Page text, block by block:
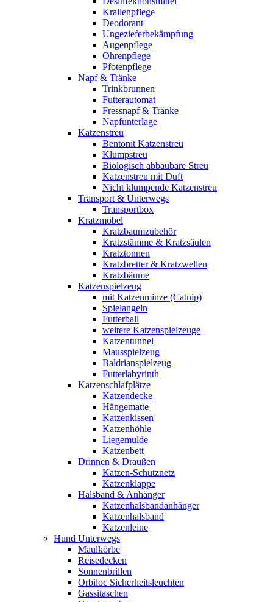
Krallenpflege
Deodorant
Ungezieferbekämpfung
Augenpflege
Ohrenpflege
Pfotenpflege
Napf & Tränke
Trinkbrunnen
Futterautomat
Fressnapf & Tränke
Napfunterlage
Katzenstreu
Bentonit Katzenstreu
Klumpstreu
Biologisch abbaubare Streu
Katzenstreu mit Duft
Nicht klumpende Katzenstreu
Transport & Unterwegs
Transportbox
Kratzmöbel
Kratzbaumzubehör
Kratzstämme & Kratzsäulen
Kratztonnen
Kratzbretter & Kratzwellen
Kratzbäume
Katzenspielzeug
mit Katzenminze (Catnip)
Spielangeln
Futterball
weitere Katzenspielzeuge
Katzentunnel
Mausspielzeug
Baldrianspielzeug
Futterlabyrinth
Katzenschlafplätze
Katzendecke
Hängematte
Katzenkissen
Katzenhöhle
Liegemulde
Katzenbett
Drinnen & Draußen
Katzen-Schutznetz
Katzenklappe
Halsband & Anhänger
Katzenhalsbandanhänger
Katzenhalsband
Katzenleine
Hund Unterwegs
Maulkörbe
Reisedecken
Sonnenbrillen
Orbiloc Sicherheitsleuchten
Gassitaschen